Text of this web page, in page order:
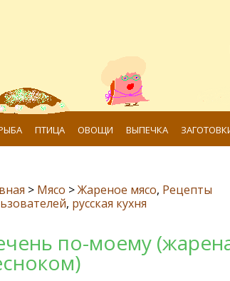
ПТИЦА ОВОЩИ ВЫПЕЧКА
> Мясо >Жареное мясо, Рецепты
, русская кухня
по-моему